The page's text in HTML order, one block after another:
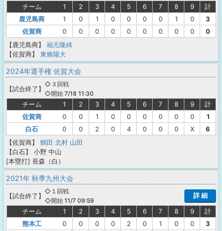
チーム 1 2 3 4 5 6 7 8 9
計
鹿児島商
1 0 1 0 0 0 0 1 0
3
佐賀商
0 0 0 0 0 0 0 0 0
0
【鹿児島商】
福元隆綺
【佐賀商】
東條陽大
2024年選手権 佐賀大会
【試合終了 】
◇３回戦
◇開始 7/18 11:30
チーム 1 2 3 4 5 6 7 8 9
計
佐賀商
0 0 1 0 0 0 0 0 0
1
白石
0 0 2 0 4 0 0 0 X
6
【佐賀商】
鶴田 北村 山田
【白石】
小野 中山
[本塁打] 長森（白）
2021年 秋季九州大会
【試合終了 】
◇１回戦
◇開始 11/7 09:59
詳 細
チーム 1 2 3 4 5 6 7 8 9
計
熊本工
0 0 0 0 2 0 1 0 0
3